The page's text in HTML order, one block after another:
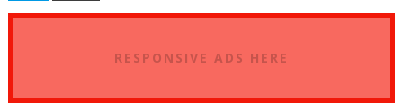
RESPONSIVE ADS HERE